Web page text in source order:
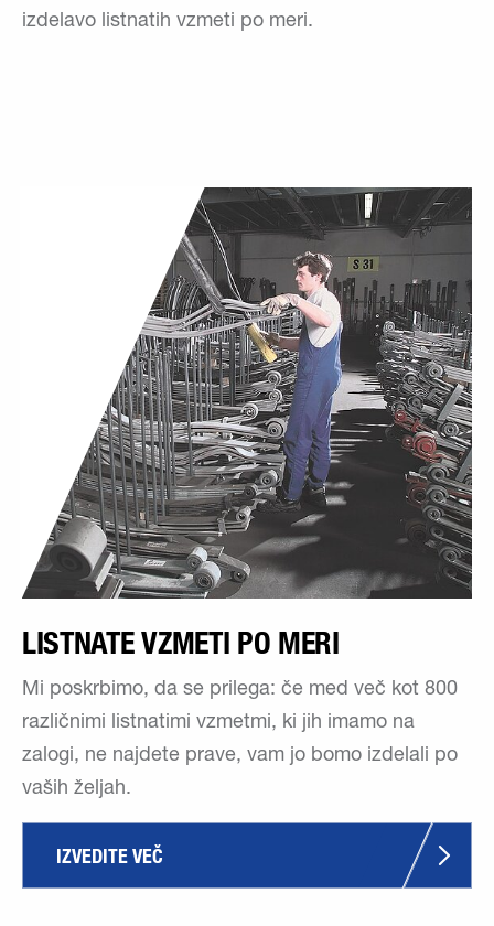
izdelavo listnatih vzmeti po meri.
LISTNATE VZMETI PO MERI
Mi poskrbimo, da se prilega: če med več kot 800
različnimi listnatimi vzmetmi, ki jih imamo na
zalogi, ne najdete prave, vam jo bomo izdelali po
vaših željah.
IZVEDITE VEČ